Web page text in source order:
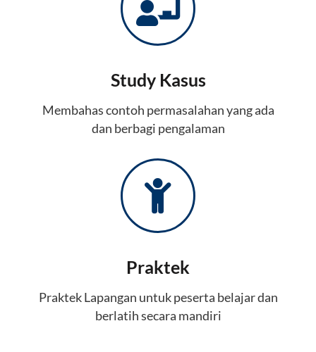
Study Kasus
Membahas contoh permasalahan yang ada
dan berbagi pengalaman
Praktek
Praktek Lapangan untuk peserta belajar dan
berlatih secara mandiri